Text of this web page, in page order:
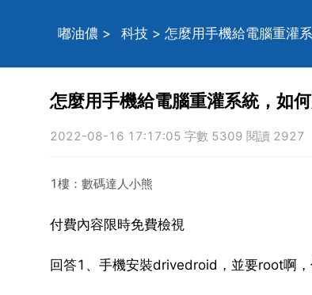
嘟油儂 > 科技 > 怎麼用手機給電腦重灌
怎麼用手機給電腦重灌系統，如
2022-08-16 17:17:05 字數 5309 閱讀 2927
1樓：數碼達人小熊
付費內容限時免費檢視
回答1、手機安裝drivedroid，並要root啊